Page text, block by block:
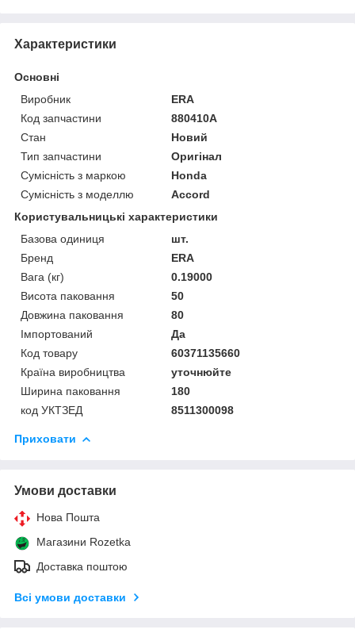
Характеристики
Основні
Виробник
ERA
Код запчастини
880410A
Стан
Новий
Тип запчастини
Оригінал
Сумісність з маркою
Honda
Сумісність з моделлю
Accord
Користувальницькі характеристики
Базова одиниця
шт.
Бренд
ERA
Вага (кг)
0.19000
Висота паковання
50
Довжина паковання
80
Імпортований
Да
Код товару
60371135660
Країна виробництва
уточнюйте
Ширина паковання
180
код УКТЗЕД
8511300098
Приховати
Умови доставки
Нова Пошта
Магазини Rozetka
Доставка поштою
Всі умови доставки